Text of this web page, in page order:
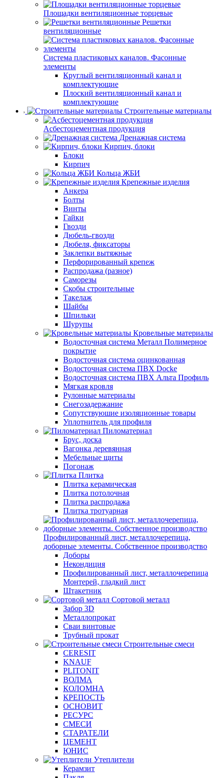
Площадки вентиляционные торцевые
Решетки
вентиляционные
Система пластиковых каналов. Фасонные
элементы
Круглый вентиляционный канал и
комплектующие
Плоский вентиляционный канал и
комплектующие
Строительные материалы
Асбестоцементная продукция
Дренажная система
Кирпич, блоки
Блоки
Кирпич
Кольца ЖБИ
Крепежные изделия
Анкера
Болты
Винты
Гайки
Гвозди
Дюбель-гвозди
Дюбеля, фиксаторы
Заклепки вытяжные
Перфорированный крепеж
Распродажа (разное)
Саморезы
Скобы строительные
Такелаж
Шайбы
Шпильки
Шурупы
Кровельные материалы
Водосточная система Металл Полимерное
покрытие
Водосточная система оцинкованная
Водосточная система ПВХ Docke
Водосточная система ПВХ Альта Профиль
Мягкая кровля
Рулонные материалы
Снегозадержание
Сопутствуюшие изоляционные товары
Уплотнитель для профиля
Пиломатериал
Брус, доска
Вагонка деревянная
Мебельные щиты
Погонаж
Плитка
Плитка керамическая
Плитка потолочная
Плитка распродажа
Плитка тротуарная
Профилированный лист, металлочерепица,
доборные элементы. Собственное производство
Доборы
Некондиция
Профилированный лист, металлочерепица
Монтерей, гладкий лист
Штакетник
Сортовой металл
Забор 3D
Металлопрокат
Сваи винтовые
Трубный прокат
Строительные смеси
CERESIT
KNAUF
PLITONIT
ВОЛМА
КОЛОМНА
КРЕПОСТЬ
ОСНОВИТ
РЕСУРС
СМЕСИ
СТАРАТЕЛИ
ЦЕМЕНТ
ЮНИС
Утеплители
Керамзит